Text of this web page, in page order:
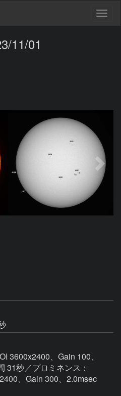
11/01
3600x2400、Gain 100、
31秒／プロミネンス：
、Gain 300、2.0msec